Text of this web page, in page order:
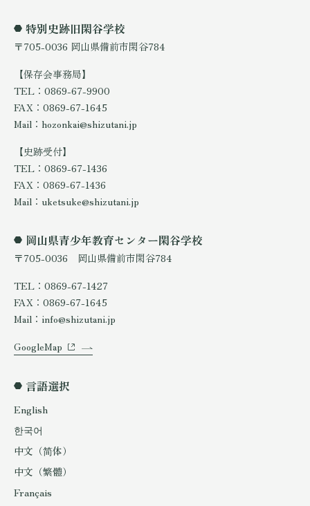
特別史跡旧閑谷学校
〒705-0036 岡山県備前市閑谷784
【保存会事務局】
TEL：0869-67-9900
FAX：0869-67-1645
Mail：hozonkai@shizutani.jp
【史跡受付】
TEL：0869-67-1436
FAX：0869-67-1436
Mail：uketsuke@shizutani.jp
岡山県青少年教育センター閑谷学校
〒705-0036 岡山県備前市閑谷784
TEL：0869-67-1427
FAX：0869-67-1645
Mail：info@shizutani.jp
GoogleMap
言語選択
English
한국어
中文（简体）
中文（繁體）
Français